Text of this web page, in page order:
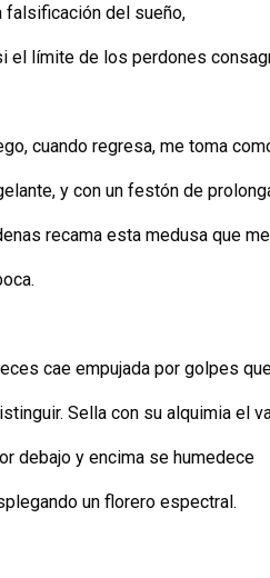
falsificación del sueño,
el límite de los perdones
cuando regresa, me toma
y con un festón de
recama esta medusa que
cae empujada por golpes
Sella con su alquimia el
debajo y encima se humedece
un florero espectral.